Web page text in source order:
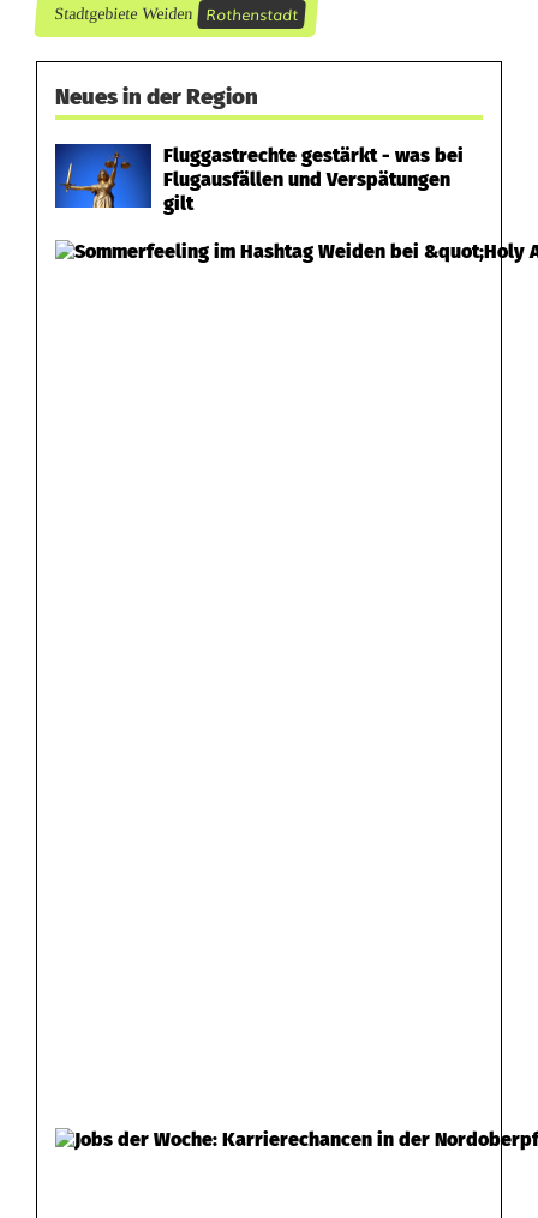
H
Stadtgebiete Weiden Rothenstadt
Neues in der Region
Fluggastrechte gestärkt - was bei
Flugausfällen und Verspätungen
gilt